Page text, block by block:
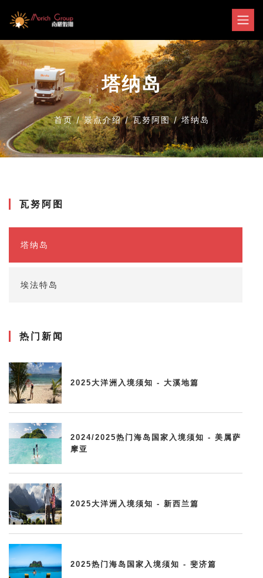
塔纳岛
首页/景点介绍/瓦努阿图/塔纳岛
瓦努阿图
塔纳岛
埃法特岛
热门新闻
2025大洋洲入境须知 - 大溪地篇
2024/2025热门海岛国家入境须知 - 美属萨
摩亚
2025大洋洲入境须知 - 新西兰篇
2025热门海岛国家入境须知 - 斐济篇